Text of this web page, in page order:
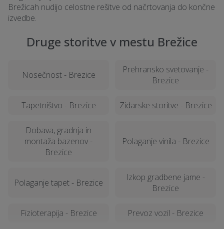
Brežicah nudijo celostne rešitve od načrtovanja do končne
izvedbe.
Druge storitve v mestu Brežice
Nosečnost - Brezice
Prehransko svetovanje -
Brezice
Tapetništvo - Brezice Zidarske storitve - Brezice
Dobava, gradnja in
montaža bazenov -
Brezice
Polaganje vinila - Brezice
Polaganje tapet - Brezice
Izkop gradbene jame -
Brezice
Fizioterapija - Brezice Prevoz vozil - Brezice